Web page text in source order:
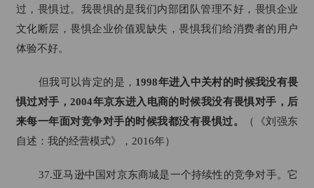
过，畏惧过。我畏惧的是我们内部团队管理不好，畏惧企业
文化断层，畏惧企业价值观缺失，畏惧我们给消费者的用户
体验不好。
但我可以肯定的是， 1998年进入中关村的时候我没有畏
惧过对手，2004年京东进入电商的时候我没有畏惧对手，后
来每一年面对竞争对手的时候我都没有畏惧过。
（《刘强东
自述：我的经营模式》，2016年）
37.亚马逊中国对京东商城是一个持续性的竞争对手。它